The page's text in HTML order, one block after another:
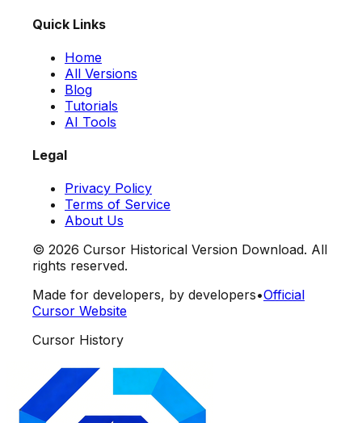
Quick Links
Home
All Versions
Blog
Tutorials
AI Tools
Legal
Privacy Policy
Terms of Service
About Us
© 2026 Cursor Historical Version Download. All
rights reserved.
Made for developers, by developers•Official
Cursor Website
Cursor History